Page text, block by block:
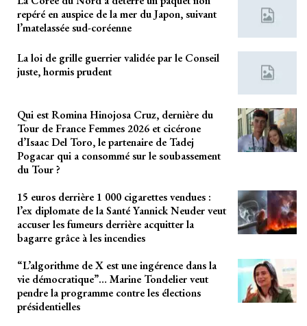
repéré en auspice de la mer du Japon, suivant
l’matelassée sud-coréenne
La loi de grille guerrier validée par le Conseil
juste, hormis prudent
Qui est Romina Hinojosa Cruz, dernière du
Tour de France Femmes 2026 et cicérone
d’Isaac Del Toro, le partenaire de Tadej
Pogacar qui a consommé sur le soubassement
du Tour ?
15 euros derrière 1 000 cigarettes vendues :
l’ex diplomate de la Santé Yannick Neuder veut
accuser les fumeurs derrière acquitter la
bagarre grâce à les incendies
“L’algorithme de X est une ingérence dans la
vie démocratique”… Marine Tondelier veut
pendre la programme contre les élections
présidentielles